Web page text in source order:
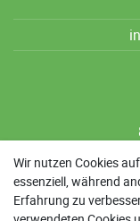
Wir nutzen Cookies
essenziell, während
Erfahrung zu